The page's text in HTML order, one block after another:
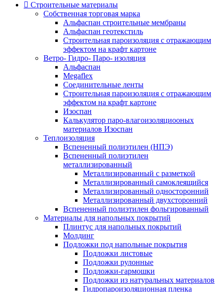
Строительные материалы
Собственная торговая марка
Альфаспан строительные мембраны
Альфаспан геотекстиль
Строительная пароизоляция с отражающим
эффектом на крафт картоне
Ветро- Гидро- Паро- изоляция
Альфаспан
Megaflex
Соединительные ленты
Строительная пароизоляция с отражающим
эффектом на крафт картоне
Изоспан
Калькулятор паро-влагоизоляциооных
материалов Изоспан
Теплоизоляция
Вспененный полиэтилен (НПЭ)
Вспененный полиэтилен
металлизированный
Металлизированный с разметкой
Металлизированный самоклеящийся
Металлизированный односторонний
Металлизированный двухсторонний
Вспененный полиэтилен фольгированный
Материалы для напольных покрытий
Плинтус для напольных покрытий
Молдинг
Подложки под напольные покрытия
Подложки листовые
Подложки рулонные
Подложки-гармошки
Подложки из натуральных материалов
Гидропароизоляционная пленка